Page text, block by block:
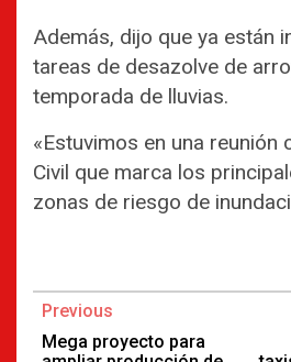
Además, dijo que ya están
tareas de desazolve de
temporada de lluvias.
«Estuvimos en una reunión
Civil que marca los
zonas de riesgo de
Continue
Reading
Previous
Mega proyecto para